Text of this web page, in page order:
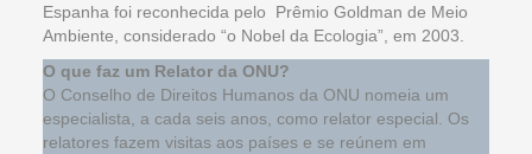
Espanha foi reconhecida pelo Prêmio Goldman de Meio
Ambiente, considerado “o Nobel da Ecologia”, em 2003.
O que faz um Relator da ONU?
O Conselho de Direitos Humanos da ONU nomeia um
especialista, a cada seis anos, como relator especial. Os
relatores fazem visitas aos países e se reúnem em